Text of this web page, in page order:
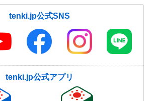
tenki.jp公式SNS
tenki.jp公式アプリ